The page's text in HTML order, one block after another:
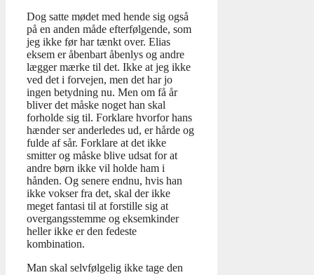
Dog satte mødet med hende sig også
på en anden måde efterfølgende, som
jeg ikke før har tænkt over. Elias
eksem er åbenbart åbenlys og andre
lægger mærke til det. Ikke at jeg ikke
ved det i forvejen, men det har jo
ingen betydning nu. Men om få år
bliver det måske noget han skal
forholde sig til. Forklare hvorfor hans
hænder ser anderledes ud, er hårde og
fulde af sår. Forklare at det ikke
smitter og måske blive udsat for at
andre børn ikke vil holde ham i
hånden. Og senere endnu, hvis han
ikke vokser fra det, skal der ikke
meget fantasi til at forstille sig at
overgangsstemme og eksemkinder
heller ikke er den fedeste
kombination.
Man skal selvfølgelig ikke tage den